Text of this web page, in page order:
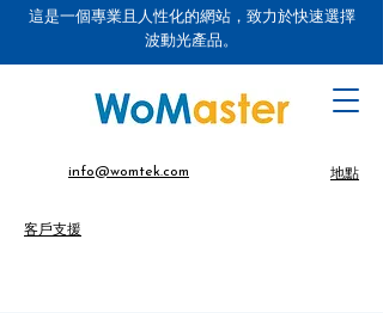
這是一個專業且人性化的網站，致力於快速選擇
波動光產品。
info@womtek.com 地點
客戶支援